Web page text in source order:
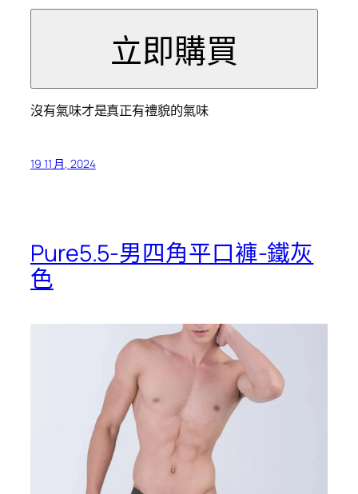
沒有氣味才是真正有禮貌的氣味
19 11 月, 2024
Pure5.5-男四角平口褲-鐵灰
色